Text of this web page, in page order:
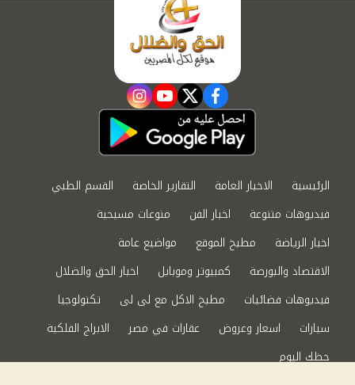
facebook
twitter
youtube
instagram
الرئيسية الاخبار العامة التقارير الخاصة
القسم الطبي
فيديوهات متنوعة
اخبار الفن
منوعات مسيحية
اخبار الرياضة
مطبخ الموقع
مواضيع عامة
الاقتصاد والبورصة
كمبيوتر وموبايل
اخبار الحق والضلال
فيديوهات فضائيات
مطبخ الاكل مع لى لى
تكنولوجيا
سيارات
اسعار وعروض عقارات في مصر
الابراج الفلكية
حظك اليوم